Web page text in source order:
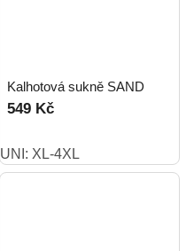
Kalhotová sukně SAND
549 Kč
UNI: XL-4XL